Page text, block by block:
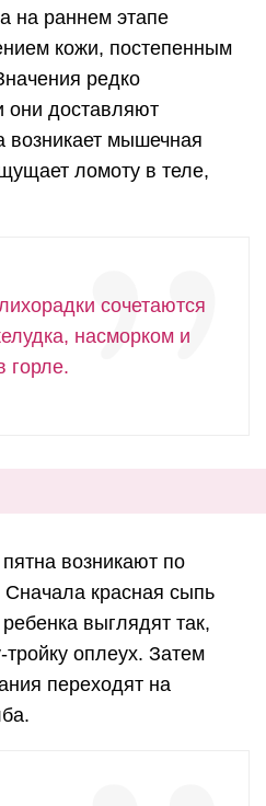
на раннем этапе
кожи, постепенным
редко
доставляют
возникает мышечная
ломоту в теле,
сочетаются
насморком и
горле.
возникают по
красная сыпь
выглядят так,
оплеух. Затем
переходят на